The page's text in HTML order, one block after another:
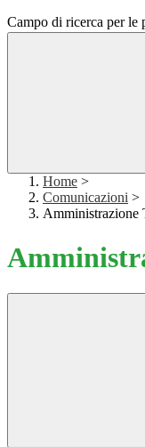
Campo di ricerca per le
Home >
Comunicazioni >
Amministrazione